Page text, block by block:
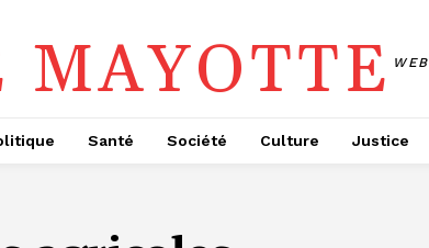
MAYOTTE WEB
Santé Société Culture Justice